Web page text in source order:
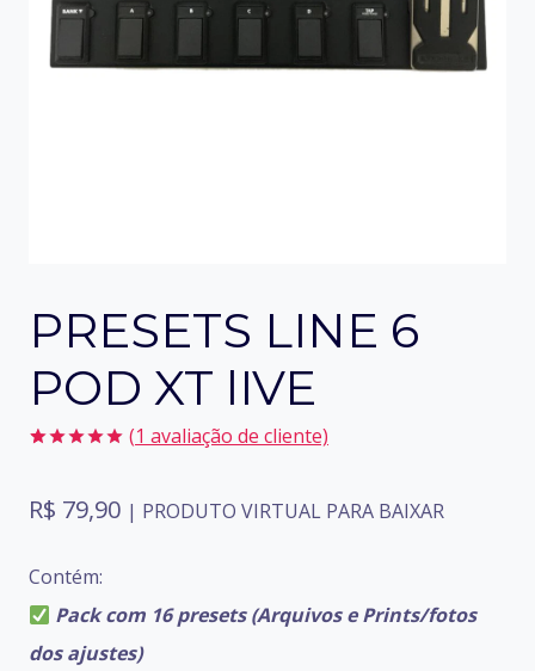
PRESETS LINE 6
POD XT lIVE
de 5, com
baseado em
(1 avaliação de cliente)
R$ 79,90 | PRODUTO VIRTUAL PARA BAIXAR
Contém:
Pack com 16 presets (Arquivos e Prints/fotos
dos ajustes)